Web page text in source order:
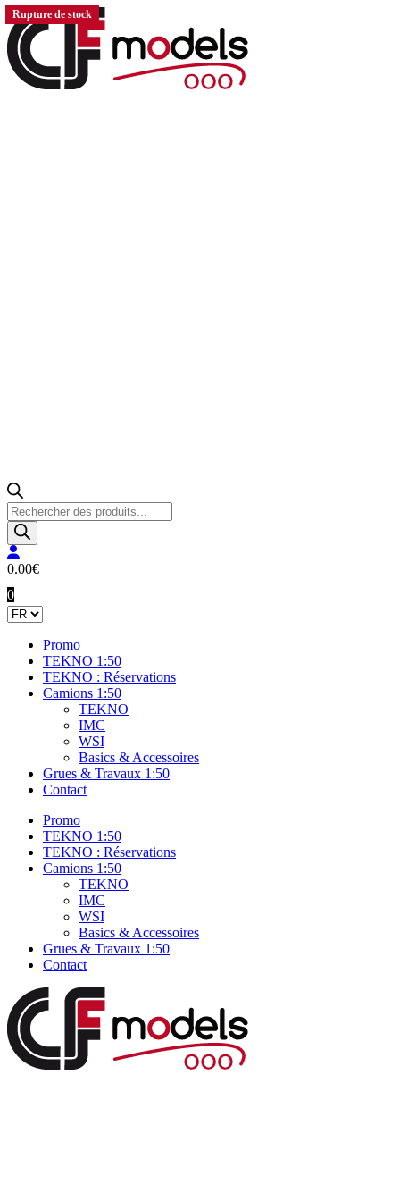
Recherche
de
produits
0.00€
0
Promo
TEKNO 1:50
TEKNO : Réservations
Camions 1:50
TEKNO
IMC
WSI
Basics & Accessoires
Grues & Travaux 1:50
Contact
Promo
TEKNO 1:50
TEKNO : Réservations
Camions 1:50
TEKNO
IMC
WSI
Basics & Accessoires
Grues & Travaux 1:50
Contact
Rupture de stock